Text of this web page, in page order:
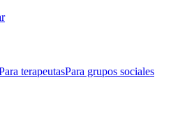
terapeutasPara grupos sociales